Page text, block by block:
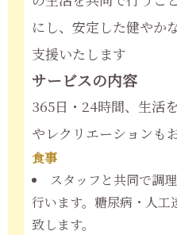
にし、安定した健やか
支援いたします
サービスの内容
365日・24時間、生活
やレクリエーションも
食事
スタッフと共同で調
行います。糖尿病・人
致します。